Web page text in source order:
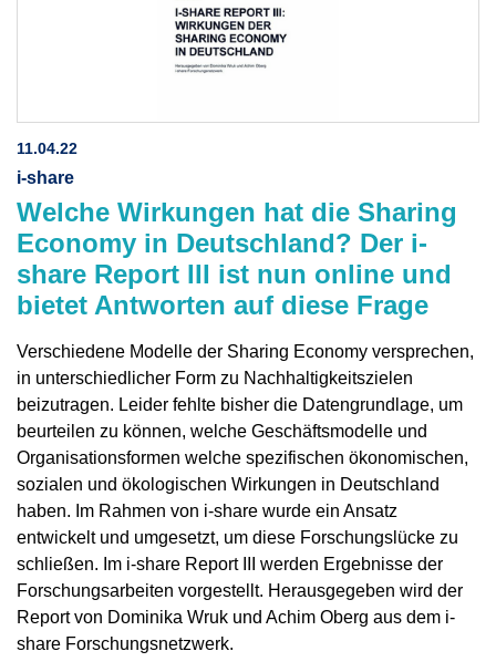
i-share
Welche Wirkungen hat die Sharing
Economy in Deutschland? Der i-
share Report III ist nun online und
bietet Antworten auf diese Frage
11.04.22
Verschiedene Modelle der Sharing Economy versprechen,
in unterschiedlicher Form zu Nachhaltigkeitszielen
beizutragen. Leider fehlte bisher die Datengrundlage, um
beurteilen zu können, welche Geschäftsmodelle und
Organisationsformen welche spezifischen ökonomischen,
sozialen und ökologischen Wirkungen in Deutschland
haben. Im Rahmen von i-share wurde ein Ansatz
entwickelt und umgesetzt, um diese Forschungslücke zu
schließen. Im i-share Report III werden Ergebnisse der
Forschungsarbeiten vorgestellt. Herausgegeben wird der
Report von Dominika Wruk und Achim Oberg aus dem i-
share Forschungsnetzwerk.